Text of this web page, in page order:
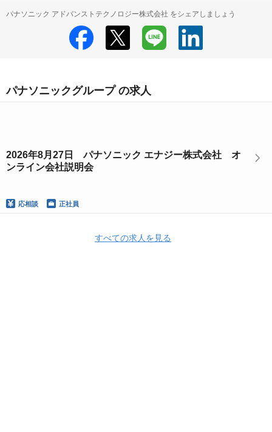
パナソニック アドバンストテクノロジー株式会社 をシェアしましょう
パナソニックグループ の求人
2026年8月27日 パナソニック エナジー株式会社 オ
ンライン会社説明会
応相談 正社員
すべての求人を見る